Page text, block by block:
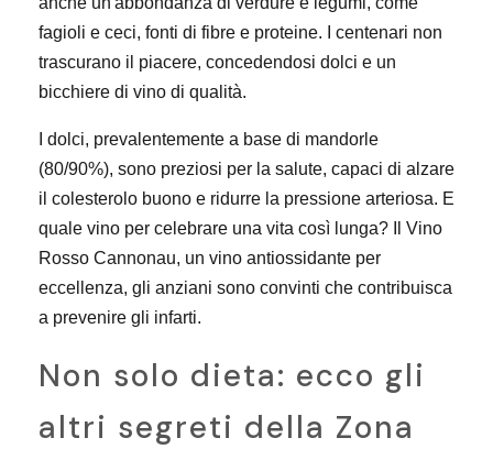
fagioli e ceci, fonti di fibre e proteine. I centenari non
trascurano il piacere, concedendosi dolci e un
bicchiere di vino di qualità.
I dolci, prevalentemente a base di mandorle
(80/90%), sono preziosi per la salute, capaci di alzare
il colesterolo buono e ridurre la pressione arteriosa. E
quale vino per celebrare una vita così lunga? Il Vino
Rosso Cannonau, un vino antiossidante per
eccellenza, gli anziani sono convinti che contribuisca
a prevenire gli infarti.
Non solo dieta: ecco gli
altri segreti della Zona